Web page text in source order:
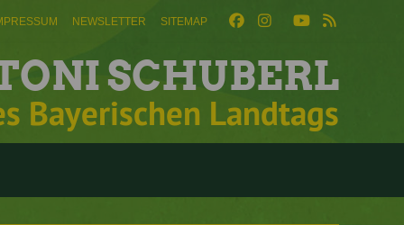
NEWSLETTER SITEMAP
SCHUBERL
Bayerischen Landtags